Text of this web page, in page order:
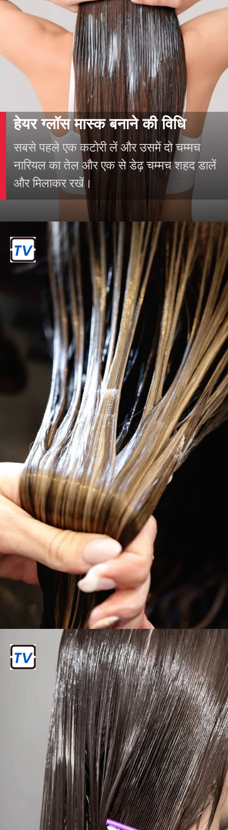
हेयर ग्लॉस मास्क बनाने की विधि
सबसे पहले एक कटोरी लें और उसमें दो चम्मच
नारियल का तेल और एक से डेढ़ चम्मच शहद डालें
और मिलाकर रखें।
स्टेप-1
अब इस पेस्ट में अंडे को फोड़कर डालें और अच्छे
से मिला लें। इसके बाज इसमें। चम्मच एप्पल
साइडर विनेगर को डालें और अच्छे से मिलाकर रख
लें।